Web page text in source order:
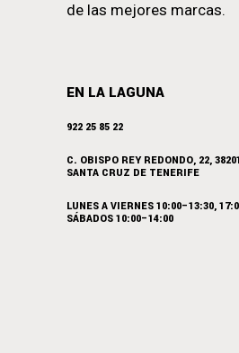
de las mejores marcas.
EN LA LAGUNA
922 25 85 22
C. OBISPO REY REDONDO, 22,
SANTA CRUZ DE TENERIFE
LUNES A VIERNES 10:00–13:30,
SÁBADOS 10:00–14:00